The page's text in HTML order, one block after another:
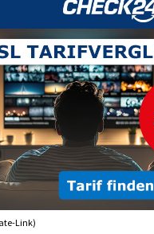
Link)